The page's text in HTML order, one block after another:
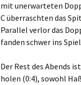
mit unerwarteten
C überraschten das
Parallel verlor das
fanden schwer ins
Der Rest des Abends
holen (0:4), sowohl